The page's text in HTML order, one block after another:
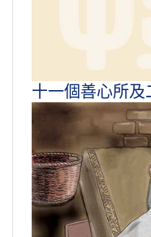
十一個善心所